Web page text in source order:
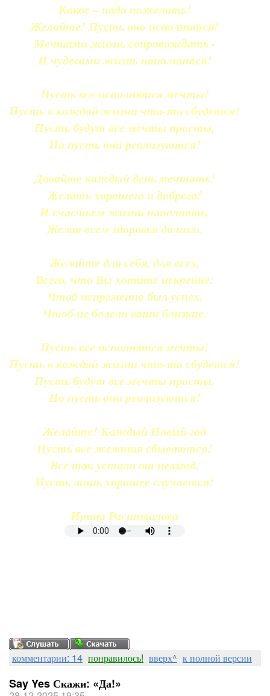
Какое – надо пожелать!
Желайте! Пусть оно исполнится!
Мечтами жизнь сопровождать -
И чудесами жизнь наполнится!
Пусть все исполнятся мечты!
Пусть в каждой жизни что-то сбудется!
Пусть будут все мечты просты,
Но пусть они реализуются!
Давайте каждый день мечтать!
Желать хорошего и доброго!
И счастьем жизни наполнять,
Желая всем здоровья долгого.
Желайте для себя, для всех,
Всего, что Вы хотите искренне:
Чтоб непременно был успех,
Чтоб не болели ваши близкие.
Пусть все исполнятся мечты!
Пусть в каждой жизни что-то сбудется!
Пусть будут все мечты просты,
Но пусть они реализуются!
Желайте! Каждый Новый год
Пусть все желания сбываются!
Все так устали от невзгод,
Пусть лишь хорошее случается!
Ирина Расшивалова
комментарии: 14 понравилось! вверх^ к полной версии
Say Yes Скажи: «Да!»